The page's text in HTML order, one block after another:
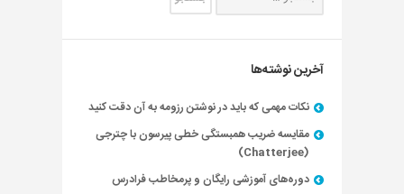
آخرین نوشته‌ها
نکات مهمی که باید در نوشتن رزومه به آن دقت کنید
مقایسه ضریب همبستگی خطی پیرسون با چترجی
(Chatterjee)
دوره‌های آموزشی رایگان و پرمخاطب فرادرس